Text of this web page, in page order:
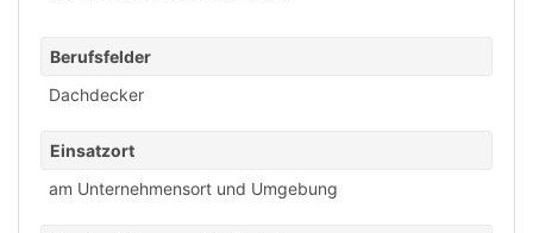
Berufsfelder
Dachdecker
Einsatzort
am Unternehmensort und Umgebung